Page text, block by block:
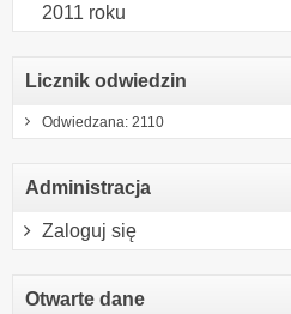
2011 roku
Licznik odwiedzin
Odwiedzana: 2110
Administracja
Zaloguj się
Otwarte dane